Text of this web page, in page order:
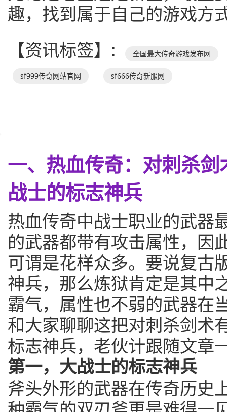
趣，找到属于自己的游戏方
【资讯标签】:
全国最大传奇游戏发布网
sf999传奇网站官网 sf666传奇新服网
一、热血传奇：对刺杀
战士的标志神兵
热血传奇中战士职业的武器
的武器都带有攻击属性，因
可谓是花样众多。要说复古
神兵，那么炼狱肯定是其中
霸气，属性也不弱的武器在
和大家聊聊这把对刺杀剑术
标志神兵，老伙计跟随文章
第一，大战士的标志神兵
斧头外形的武器在传奇历史